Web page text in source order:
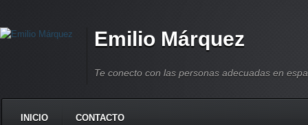
Emilio Márquez
Te conecto con las personas adecuadas en
INICIO CONTACTO